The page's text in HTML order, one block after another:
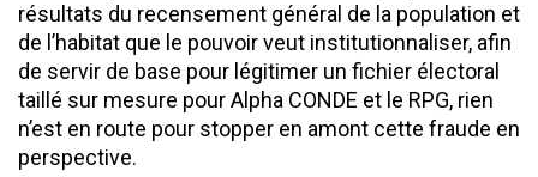
résultats du recensement général de la population et
de l’habitat que le pouvoir veut institutionnaliser, afin
de servir de base pour légitimer un fichier électoral
taillé sur mesure pour Alpha CONDE et le RPG, rien
n’est en route pour stopper en amont cette fraude en
perspective.